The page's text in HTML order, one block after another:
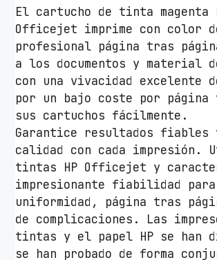
t
a
O
r
i
g
i
n
a
l
H
P
n
º
9
El cartucho de tinta magenta
Officejet imprime con color
profesional página tras
a los documentos y material
con una vivacidad excelente
por un bajo coste por
sus cartuchos fácilmente.
Garantice resultados fiables
calidad con cada impresión.
tintas HP Officejet y
impresionante fiabilidad para
uniformidad, página tras
de complicaciones. Las
tintas y el papel HP se han
se han probado de forma